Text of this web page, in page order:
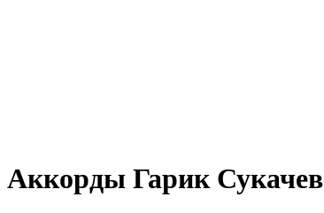
Аккорды Гарик Сукачев